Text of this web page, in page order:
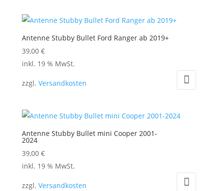
Antenne Stubby Bullet Ford Ranger ab 2019+
39,00 €
inkl. 19 % MwSt.
zzgl. Versandkosten
Antenne Stubby Bullet mini Cooper 2001-
2024
39,00 €
inkl. 19 % MwSt.
zzgl. Versandkosten